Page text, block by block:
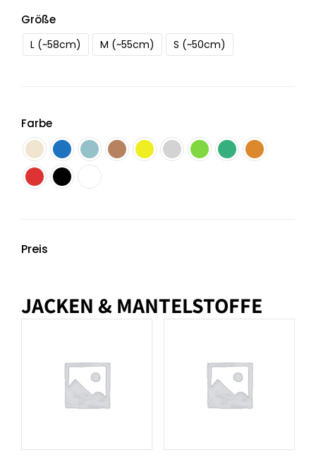
Größe
L (~58cm) M (~55cm) S (~50cm)
Farbe
Preis
JACKEN & MANTELSTOFFE